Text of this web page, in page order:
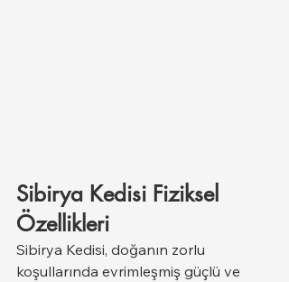
Sibirya Kedisi Fiziksel
Özellikleri
Sibirya Kedisi, doğanın zorlu
koşullarında evrimleşmiş güçlü ve